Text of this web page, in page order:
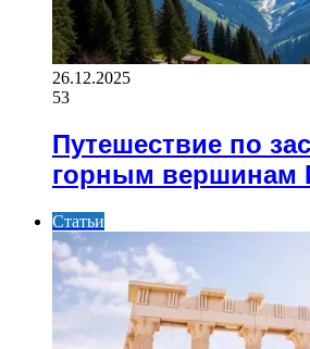
26.12.2025
53
Путешествие по
горным вершинам
Статьи